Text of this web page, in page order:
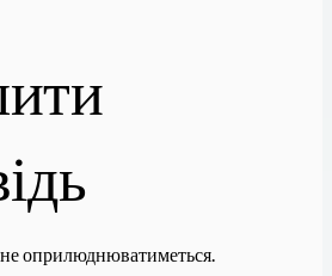
оприлюднюватиметься.